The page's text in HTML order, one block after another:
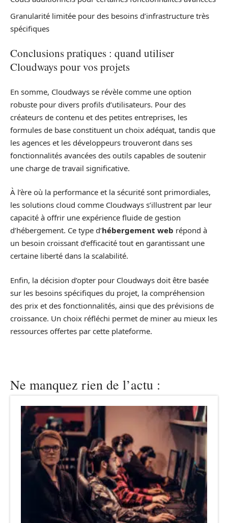
Granularité limitée pour des besoins d’infrastructure très
spécifiques
Conclusions pratiques : quand utiliser
Cloudways pour vos projets
En somme, Cloudways se révèle comme une option
robuste pour divers profils d’utilisateurs. Pour des
créateurs de contenu et des petites entreprises, les
formules de base constituent un choix adéquat, tandis que
les agences et les développeurs trouveront dans ses
fonctionnalités avancées des outils capables de soutenir
une charge de travail significative.
À l’ère où la performance et la sécurité sont primordiales,
les solutions cloud comme Cloudways s’illustrent par leur
capacité à offrir une expérience fluide de gestion
d’hébergement. Ce type d’hébergement web répond à
un besoin croissant d’efficacité tout en garantissant une
certaine liberté dans la scalabilité.
Enfin, la décision d’opter pour Cloudways doit être basée
sur les besoins spécifiques du projet, la compréhension
des prix et des fonctionnalités, ainsi que des prévisions de
croissance. Un choix réfléchi permet de miner au mieux les
ressources offertes par cette plateforme.
Ne manquez rien de l’actu :